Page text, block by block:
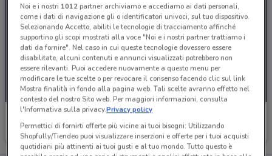
TIMvision
Scade il 09/09
Noi e i nostri 1012partner archiviamo e accediamo ai dati personali,
come i dati di navigazione gli o identificatori univoci, sul tuo dispositivo.
Selezionando Accetto, abiliti le tecnologie di tracciamento affinché
supportino gli scopi mostrati alla voce "Noi e i nostri partner trattiamo i
dati da fornire". Nel caso in cui queste tecnologie dovessero essere
disabilitate, alcuni contenuti e annunci visualizzati potrebbero non
essere rilevanti. Puoi accedere nuovamente a questo menu per
modificare le tue scelte o per revocare il consenso facendo clic sul link
Mostra finalità in fondo alla pagina web. Tali scelte avranno effetto nel
contesto del nostro Sito web. Per maggiori informazioni, consulta
l'Informativa sulla privacy.Privacy policy
Permettici di fornirti offerte più vicine ai tuoi bisogni: Utilizzando
Shopfully/Tiendeo puoi visualizzare inserzioni e offerte per i tuoi acquisti
quotidiani più attinenti ai tuoi gusti e al tuo mondo. Tutto questo è